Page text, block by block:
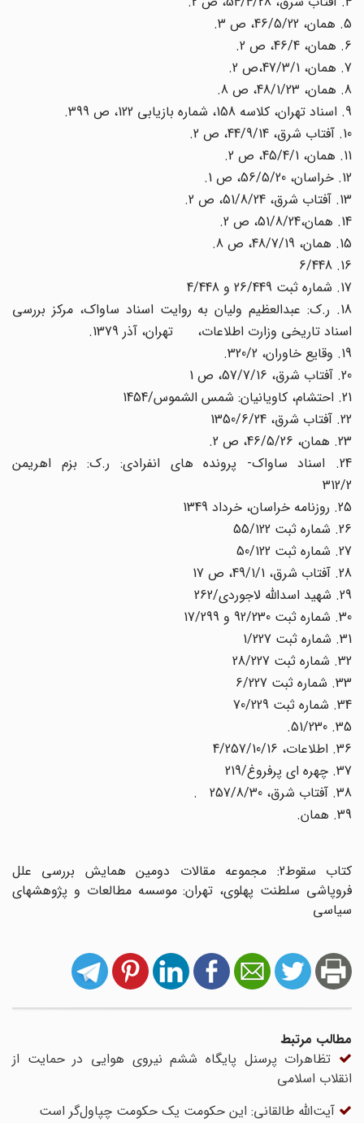
18. ر.ک: عبدالعظیم ولیان به روایت اسناد ساواک، مرکز بررسی
اسناد تاریخی وزارت اطلاعات، تهران، آذر 1379.
23. همان، 46/5/26، ص 2.
24. اسناد ساواک- پرونده های انفرادی: ر.ک: بزم اهریمن
312/2
25. روزنامه خراسان، خرداد 1349
28. آفتاب شرق، 49/1/1، ص 17
30. شماره ثبت 92/230 و 17/299
32. شماره ثبت 28/227
33. شماره ثبت 6/227
34. شماره ثبت 70/229
35. 51/230.
36. اطلاعات، 4/257/10/16
37. چهره ای پرفروغ/219
38. آفتاب شرق، 257/8/30 .
39. همان.
کتاب سقوط2: مجموعه مقالات دومین همایش بررسی علل
فروپاشی سلطنت پهلوی، تهران: موسسه مطالعات و پ‍ژوهشهای
سیاسی
مطالب مرتبط
تظاهرات پرسنل پایگاه ششم نیروی هوایی در حمایت از
انقلاب اسلامی
آیت‌الله طالقانی: این حکومت یک حکومت چپاول‌گر است